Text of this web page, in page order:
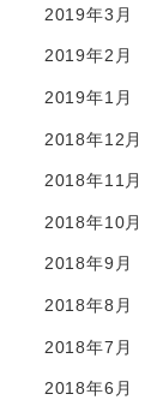
2019年3月
2019年2月
2019年1月
2018年12月
2018年11月
2018年10月
2018年9月
2018年8月
2018年7月
2018年6月